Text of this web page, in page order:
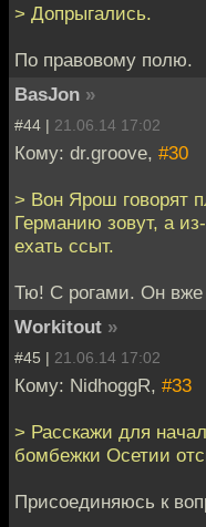
> Допрыгались.
По правовому полю.
BasJon »
#44 | 21.06.14 17:02
Кому: dr.groove, #30
> Вон Ярош говорят
Германию зовут, а
ехать ссыт.
Тю! С рогами. Он вже
Workitout »
#45 | 21.06.14 17:02
Кому: NidhoggR, #33
> Расскажи для
бомбежки Осетии
Присоединяюсь к